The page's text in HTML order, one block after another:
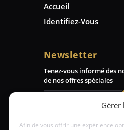
Gérer
Afin de vous offrir une expérience
Accueil
Identifiez-Vous
Newsletter
Tenez-vous informé des
de nos offres spéciales